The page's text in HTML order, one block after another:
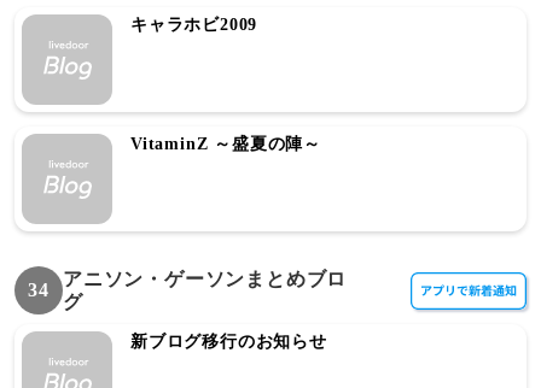
キャラホビ2009
VitaminZ ～盛夏の陣～
34
アニソン・ゲーソンまとめブロ
グ
新ブログ移行のお知らせ